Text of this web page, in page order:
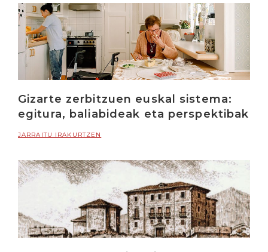
Gizarte zerbitzuen euskal sistema:
egitura, baliabideak eta perspektibak
JARRAITU IRAKURTZEN